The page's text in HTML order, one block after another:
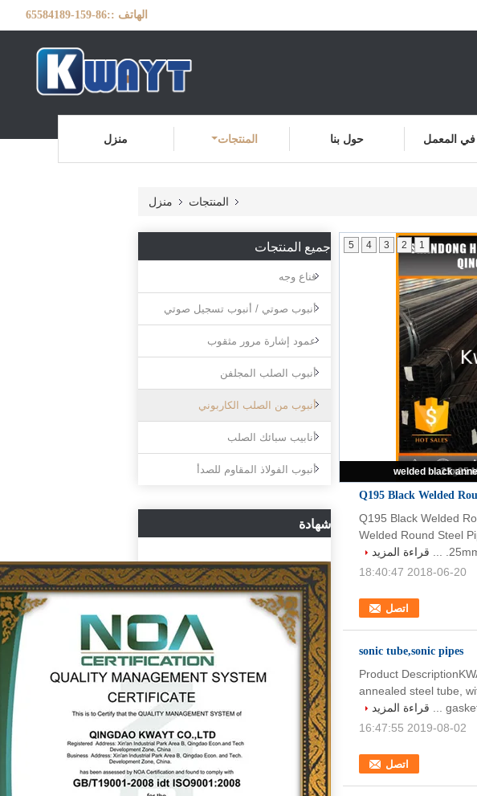
الهاتف ::86-159-65584189
منزل المنتجات حول بنا المعمل
منزل المنتجات
جميع المنتجات
قناع وجه
أنبوب صوتي / أنبوب تسجيل صوتي
عمود إشارة مرور مثقوب
أنبوب الصلب المجلفن
أنبوب من الصلب الكاربوني
أنابيب سبائك الصلب
أنبوب الفولاذ المقاوم للصدأ
شهادة
Q195 Black12ga
25x25
welded black
1
2
3
4
5
Q195 Black Welded
اتصل
Q195 Black Welded
Welded Round Steel
قراءة المزيد
2018-06-20 18:40:47
sonic tube,sonic pipes
اتصل
Product
annealed steel tube,
قراءة المزيد
2019-08-02 16:47:55